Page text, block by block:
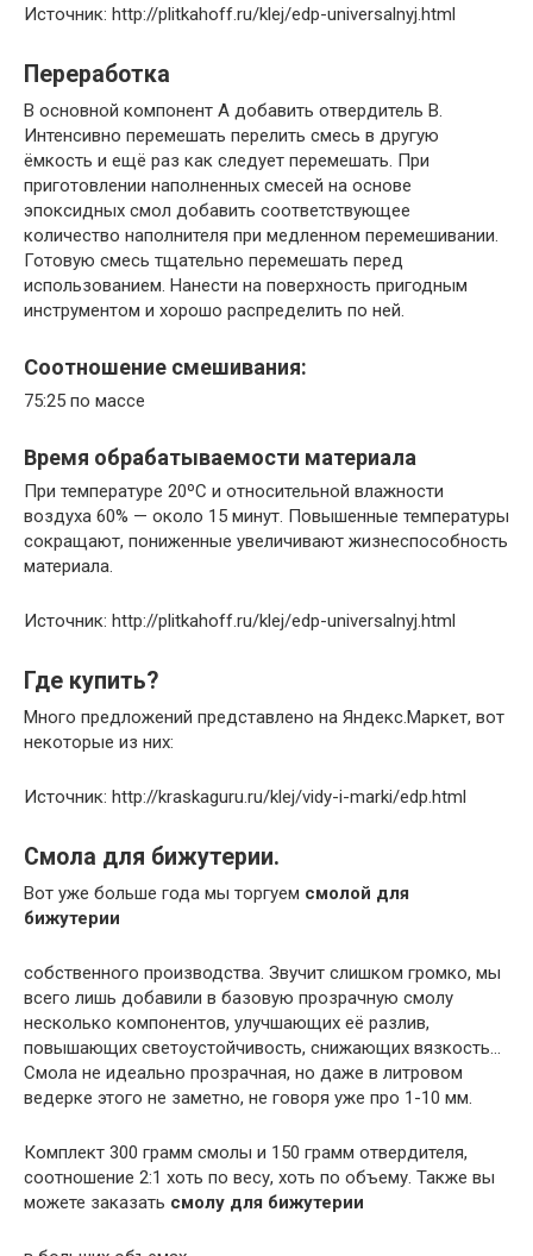
Источник: http://plitkahoff.ru/klej/edp-universalnyj.html
Переработка
В основной компонент А добавить отвердитель В.
Интенсивно перемешать перелить смесь в другую
ёмкость и ещё раз как следует перемешать. При
приготовлении наполненных смесей на основе
эпоксидных смол добавить соответствующее
количество наполнителя при медленном перемешивании.
Готовую смесь тщательно перемешать перед
использованием. Нанести на поверхность пригодным
инструментом и хорошо распределить по ней.
Соотношение смешивания:
75:25 по массе
Время обрабатываемости материала
При температуре 20ºС и относительной влажности
воздуха 60% — около 15 минут. Повышенные температуры
сокращают, пониженные увеличивают жизнеспособность
материала.
Источник: http://plitkahoff.ru/klej/edp-universalnyj.html
Где купить?
Много предложений представлено на Яндекс.Маркет, вот
некоторые из них:
Источник: http://kraskaguru.ru/klej/vidy-i-marki/edp.html
Смола для бижутерии.
Вот уже больше года мы торгуем смолой для
бижутерии
собственного производства. Звучит слишком громко, мы
всего лишь добавили в базовую прозрачную смолу
несколько компонентов, улучшающих её разлив,
повышающих светоустойчивость, снижающих вязкость…
Смола не идеально прозрачная, но даже в литровом
ведерке этого не заметно, не говоря уже про 1-10 мм.
Комплект 300 грамм смолы и 150 грамм отвердителя,
соотношение 2:1 хоть по весу, хоть по объему. Также вы
можете заказать смолу для бижутерии